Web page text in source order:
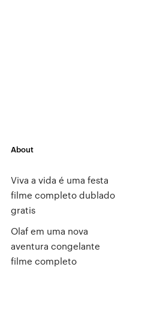
About
Viva a vida é uma festa
filme completo dublado
gratis
Olaf em uma nova
aventura congelante
filme completo